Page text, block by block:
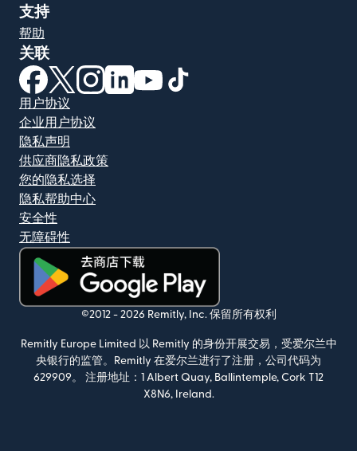
支持
帮助
关联
（在新窗口中打开）
（在新窗口中打开）
（在新窗口中打开）
（在新窗口中打开）
（在新窗口中打开）
用户协议
企业用户协议
隐私声明
供应商隐私政策
您的隐私选择
隐私帮助中心
安全性
无障碍性
（在新窗口中打开）
©2012 - 2026 Remitly, Inc. 保留所有权利
Remitly Europe Limited 以 Remitly 的身份开展交易，受爱尔兰中
央银行的监管。Remitly 在爱尔兰进行了注册，公司代码为
629909。 注册地址：1 Albert Quay, Ballintemple, Cork T12
X8N6, Ireland.